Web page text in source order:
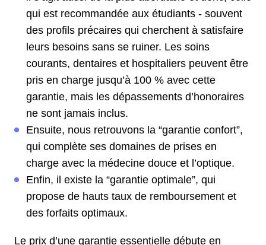
qui est recommandée aux étudiants - souvent
des profils précaires qui cherchent à satisfaire
leurs besoins sans se ruiner. Les soins
courants, dentaires et hospitaliers peuvent être
pris en charge jusqu’à 100 % avec cette
garantie, mais les dépassements d’honoraires
ne sont jamais inclus.
Ensuite, nous retrouvons la “garantie confort”,
qui complète ses domaines de prises en
charge avec la médecine douce et l’optique.
Enfin, il existe la “garantie optimale”, qui
propose de hauts taux de remboursement et
des forfaits optimaux.
Le prix d’une garantie essentielle débute en